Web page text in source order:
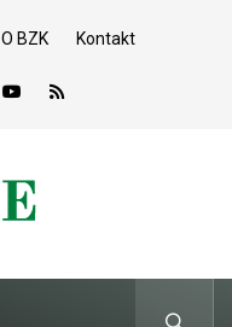
O BZK Kontakt